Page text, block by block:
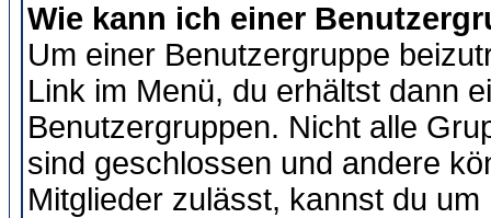
Wie kann ich einer
Um einer Benutzergruppe
Link im Menü, du erhältst dann
Benutzergruppen. Nicht alle
sind geschlossen und andere
Mitglieder zulässt, kannst du